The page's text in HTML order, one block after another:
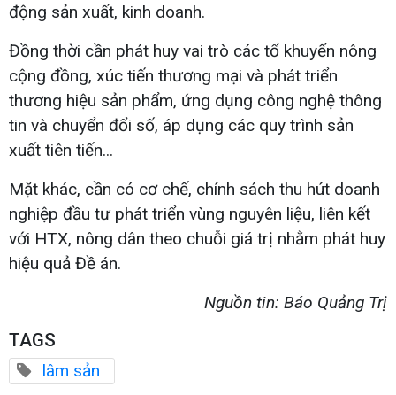
động sản xuất, kinh doanh.
Đồng thời cần phát huy vai trò các tổ khuyến nông
cộng đồng, xúc tiến thương mại và phát triển
thương hiệu sản phẩm, ứng dụng công nghệ thông
tin và chuyển đổi số, áp dụng các quy trình sản
xuất tiên tiến...
Mặt khác, cần có cơ chế, chính sách thu hút doanh
nghiệp đầu tư phát triển vùng nguyên liệu, liên kết
với HTX, nông dân theo chuỗi giá trị nhằm phát huy
hiệu quả Đề án.
Nguồn tin: Báo Quảng Trị
TAGS
lâm sản